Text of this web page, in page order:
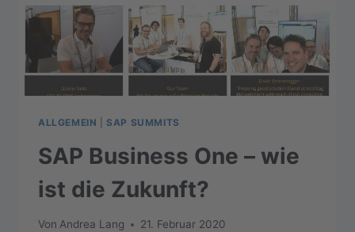
ALLGEMEIN SAP SUMMITS
SAP Business One – wie
ist die Zukunft?
Von Andrea Lang 21. Februar 2020